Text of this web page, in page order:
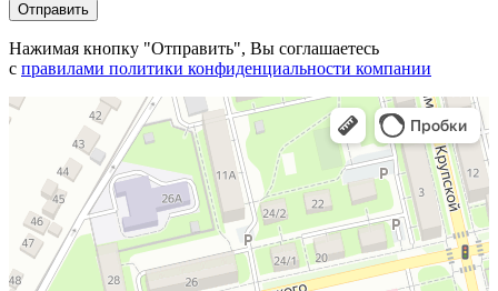
Отправить
Нажимая кнопку "Отправить", Вы соглашаетесь
с правилами политики конфиденциальности компании